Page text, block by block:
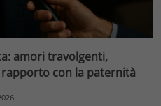
amori travolgenti,
con la paternità